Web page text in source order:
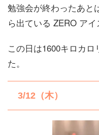
勉強会が終わったあと
ら出ている ZERO アイ
この日は1600キロカ
た。
3/12（木）